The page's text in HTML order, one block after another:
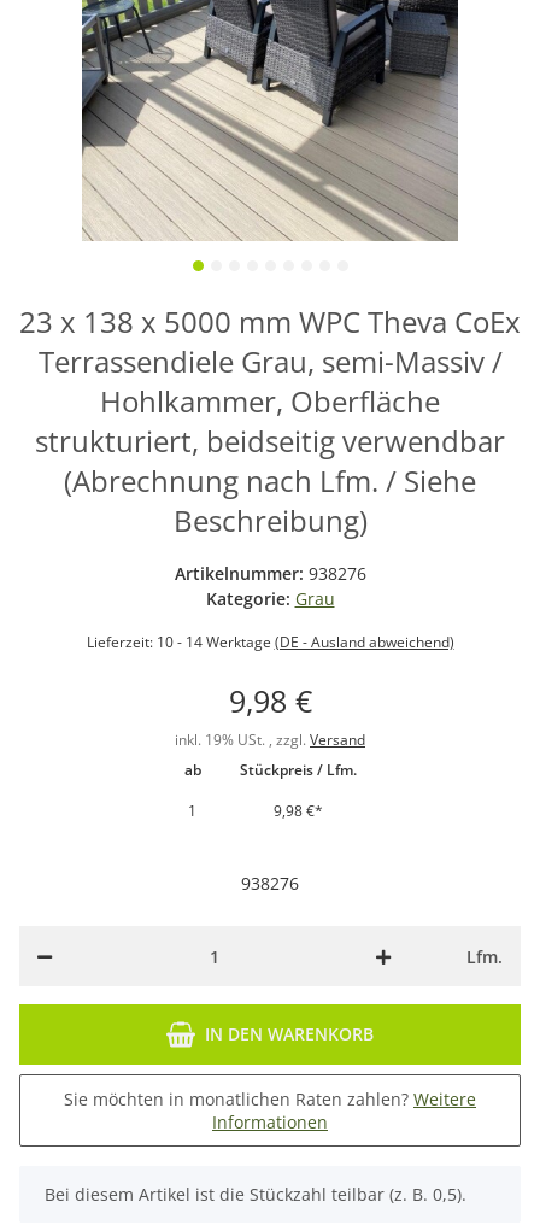
23 x 138 x 5000 mm WPC Theva CoEx
Terrassendiele Grau, semi-Massiv /
Hohlkammer, Oberfläche
strukturiert, beidseitig verwendbar
(Abrechnung nach Lfm. / Siehe
Beschreibung)
Artikelnummer: 938276
Kategorie: Grau
Lieferzeit: 10 - 14 Werktage (DE - Ausland abweichend)
9,98 €
inkl. 19% USt. , zzgl. Versand
ab
Stückpreis / Lfm.
1
9,98 €*
938276
Lfm.
IN DEN WARENKORB
Sie möchten in monatlichen Raten zahlen? Weitere
Informationen
x
Bei diesem Artikel ist die Stückzahl teilbar (z. B. 0,5).